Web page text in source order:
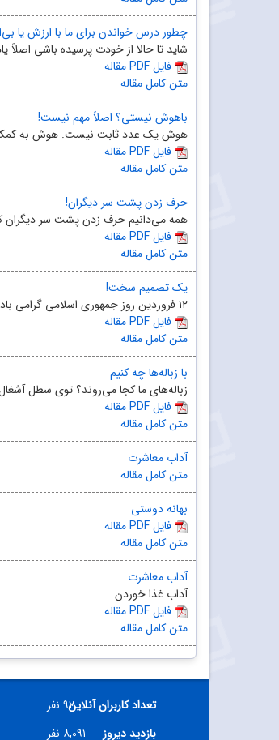
چطور درس خواندن برای ما با ارزش یا
شاید تا حالا از خودت پرسیده باشی اصلاً
مقاله PDF فایل
متن کامل مقاله
باهوش نیستی؟ اصلاً مهم نیست!
هوش یک عدد ثابت نیست. هوش به کمک
مقاله PDF فایل
متن کامل مقاله
حرف زدن پشت سر دیگران!
همه می‌دانیم حرف زدن پشت سر دیگران
مقاله PDF فایل
متن کامل مقاله
یک تصمیم سخت!
١٢ فروردین روز جمهوری اسلامی گرامی باد
مقاله PDF فایل
متن کامل مقاله
با زباله‌ها چه کنیم
زباله‌های ما کجا می‌روند؟ توی سطل
مقاله PDF فایل
متن کامل مقاله
آداب معاشرت
متن کامل مقاله
بهانه دوستی
مقاله PDF فایل
متن کامل مقاله
آداب معاشرت
آداب غذا خوردن
مقاله PDF فایل
متن کامل مقاله
تعداد کاربران آنلاین۹۲ نفر
بازدید دیروز
۸,۰۹۱ نفر